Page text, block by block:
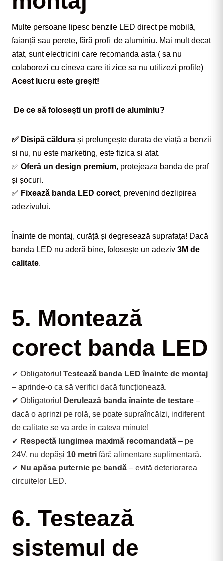
Multe persoane lipesc benzile LED direct pe mobilă,
faianță sau perete, fără profil de aluminiu. Mai mult decat
atat, sunt electricini care recomanda asta ( sa nu
Acest lucru este greșit!
De ce să folosești un profil de aluminiu?
✅ Disipă căldura și prelungește durata de viață a benzii
si nu, nu este marketing, este fizica si atat.
✅ Oferă un design premium, protejeaza banda de praf
și șocuri.
✅ Fixează banda LED corect, prevenind dezlipirea
adezivului.
Înainte de montaj, curăță și degresează suprafața! Dacă
banda LED nu aderă bine, folosește un adeziv 3M de
calitate.
5. Montează
corect banda LED
✔ Obligatoriu! Testează banda LED înainte de montaj
– aprinde-o ca să verifici dacă funcționează.
✔ Obligatoriu! Derulează banda înainte de testare –
dacă o aprinzi pe rolă, se poate supraîncălzi, indiferent
de calitate se va arde in cateva minute!
✔ Respectă lungimea maximă recomandată – pe
24V, nu depăși 10 metri fără alimentare suplimentară.
✔ Nu apăsa puternic pe bandă – evită deteriorarea
circuitelor LED.
6. Testează
sistemul de